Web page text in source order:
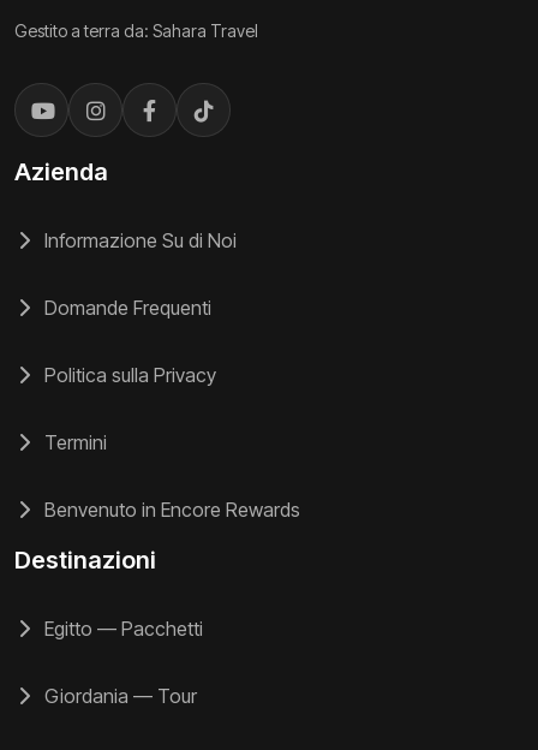
Gestito a terra da: Sahara Travel
Azienda
Informazione Su di Noi
Domande Frequenti
Politica sulla Privacy
Termini
Benvenuto in Encore Rewards
Destinazioni
Egitto — Pacchetti
Giordania — Tour